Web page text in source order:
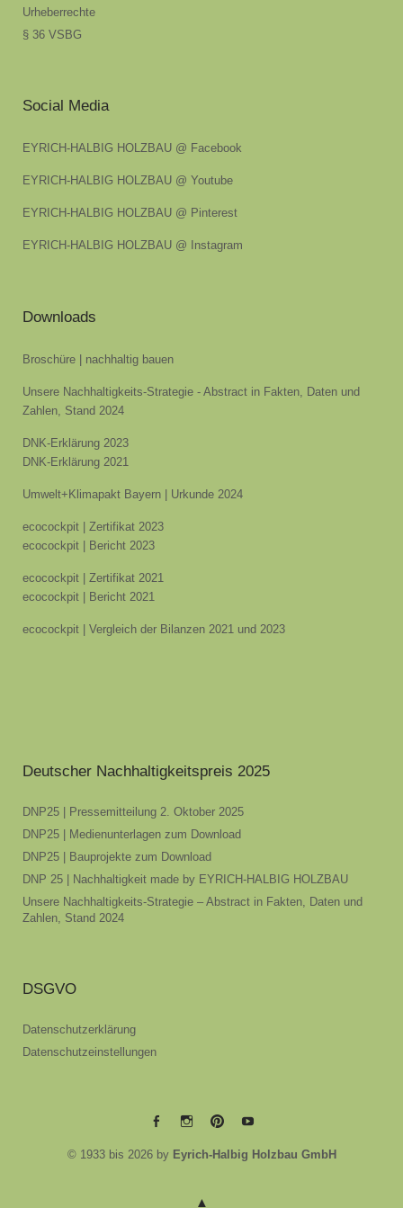
Urheberrechte
§ 36 VSBG
Social Media
EYRICH-HALBIG HOLZBAU @ Facebook
EYRICH-HALBIG HOLZBAU @ Youtube
EYRICH-HALBIG HOLZBAU @ Pinterest
EYRICH-HALBIG HOLZBAU @ Instagram
Downloads
Broschüre | nachhaltig bauen
Unsere Nachhaltigkeits-Strategie - Abstract in Fakten, Daten und
Zahlen, Stand 2024
DNK-Erklärung 2023
DNK-Erklärung 2021
Umwelt+Klimapakt Bayern | Urkunde 2024
ecocockpit | Zertifikat 2023
ecocockpit | Bericht 2023
ecocockpit | Zertifikat 2021
ecocockpit | Bericht 2021
ecocockpit | Vergleich der Bilanzen 2021 und 2023
Deutscher Nachhaltigkeitspreis 2025
DNP25 | Pressemitteilung 2. Oktober 2025
DNP25 | Medienunterlagen zum Download
DNP25 | Bauprojekte zum Download
DNP 25 | Nachhaltigkeit made by EYRICH-HALBIG HOLZBAU
Unsere Nachhaltigkeits-Strategie – Abstract in Fakten, Daten und
Zahlen, Stand 2024
DSGVO
Datenschutzerklärung
Datenschutzeinstellungen
EYRICH-EYRICH-EYRICH-EYRICH-
© 1933 bis 2026 by Eyrich-Halbig Holzbau GmbH